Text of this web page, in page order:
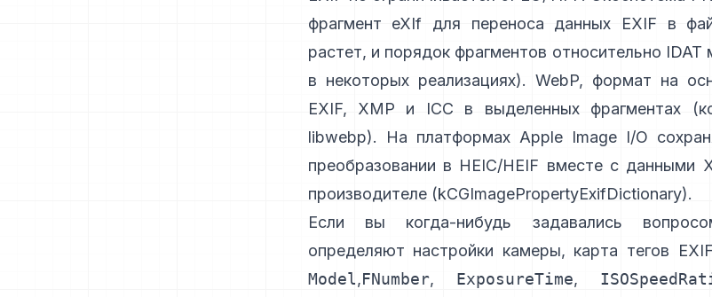
фрагмент eXIf для переноса данных EXIF в
растет, и порядок фрагментов относительно
в некоторых реализациях). WebP, формат на
EXIF, XMP и ICC в выделенных фрагментах (
libwebp). На платформах Apple Image I/O
преобразовании в HEIC/HEIF вместе с данными
производителе (kCGImagePropertyExifDictionary).
Если вы когда-нибудь задавались
определяют настройки камеры, карта тегов
Model,FNumber, ExposureTime,